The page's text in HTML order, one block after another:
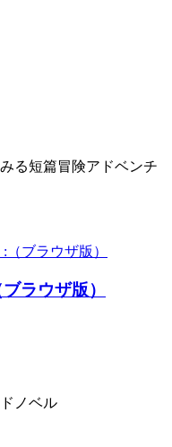
る短篇冒険アドベンチ
ラウザ版）
ノベル